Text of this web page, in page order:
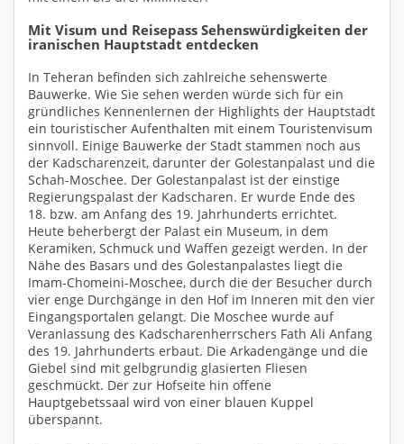
Mit Visum und Reisepass Sehenswürdigkeiten der
iranischen Hauptstadt entdecken
In Teheran befinden sich zahlreiche sehenswerte
Bauwerke. Wie Sie sehen werden würde sich für ein
gründliches Kennenlernen der Highlights der Hauptstadt
ein touristischer Aufenthalten mit einem Touristenvisum
sinnvoll. Einige Bauwerke der Stadt stammen noch aus
der Kadscharenzeit, darunter der Golestanpalast und die
Schah-Moschee. Der Golestanpalast ist der einstige
Regierungspalast der Kadscharen. Er wurde Ende des
18. bzw. am Anfang des 19. Jahrhunderts errichtet.
Heute beherbergt der Palast ein Museum, in dem
Keramiken, Schmuck und Waffen gezeigt werden. In der
Nähe des Basars und des Golestanpalastes liegt die
Imam-Chomeini-Moschee, durch die der Besucher durch
vier enge Durchgänge in den Hof im Inneren mit den vier
Eingangsportalen gelangt. Die Moschee wurde auf
Veranlassung des Kadscharenherrschers Fath Ali Anfang
des 19. Jahrhunderts erbaut. Die Arkadengänge und die
Giebel sind mit gelbgrundig glasierten Fliesen
geschmückt. Der zur Hofseite hin offene
Hauptgebetssaal wird von einer blauen Kuppel
überspannt.